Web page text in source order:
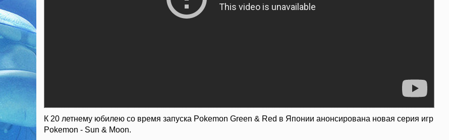
К 20 летнему юбилею со время запуска Pokemon Green & Red в Японии анонсирована новая серия игр
Pokemon - Sun & Moon.